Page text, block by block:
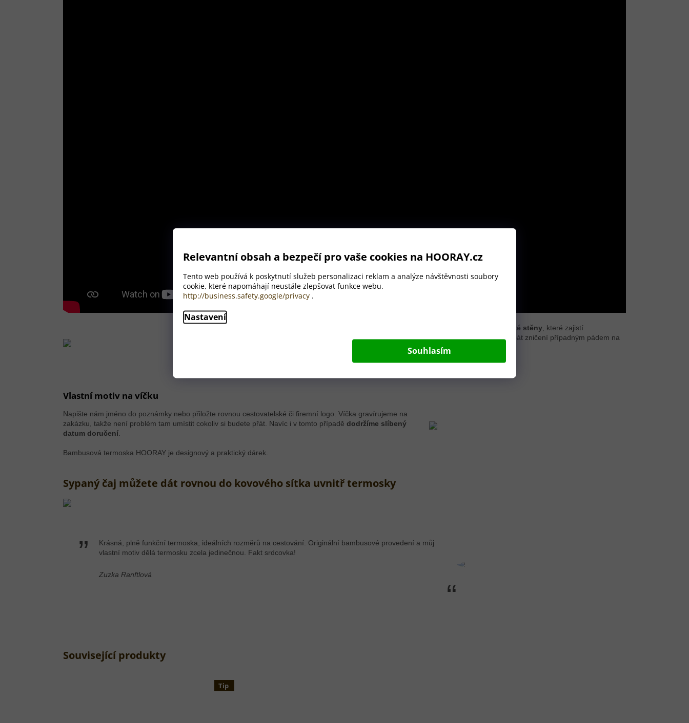
Relevantní obsah a bezpečí pro vaše cookies na HOORAY.cz
Tento web používá k poskytnutí služeb personalizaci reklam a analýze návštěvnosti soubory
cookie, které napomáhají neustále zlepšovat funkce webu.
http://business.safety.google/privacy .
Nastavení
Souhlasím
Související produkty
Tip
dvojité stěny , které zajistí
dostatečnou vzduchovou izolaci. Je vysoce odolná, nemusíte se tedy bát zničení případným pádem na
Vlastní motiv na víčku
Napište nám jméno do poznámky nebo přiložte rovnou cestovatelské či firemní logo. Víčka gravírujeme na
zakázku, takže není problém tam umístit cokoliv si budete přát. Navíc i v tomto případě dodržíme slíbený
datum doručení
Bambusová termoska HOORAY je designový a praktický dárek.
Sypaný čaj můžete dát rovnou do kovového sítka uvnitř termosky
Krásná, plně funkční termoska, ideálních rozměrů na cestování. Originální bambusové provedení a můj
vlastní motiv dělá termosku zcela jedinečnou. Fakt srdcovka!
Zuzka Ranftlová